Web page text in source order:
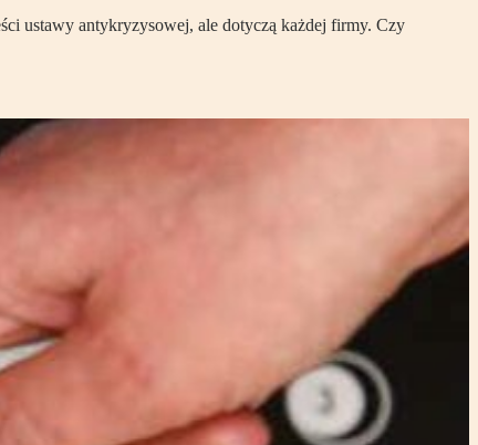
ustawy antykryzysowej, ale dotyczą każdej firmy. Czy